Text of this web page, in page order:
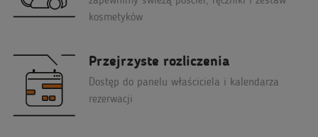
kosmetyków
Przejrzyste rozliczenia
Dostęp do panelu właściciela i kalendarza
rezerwacji